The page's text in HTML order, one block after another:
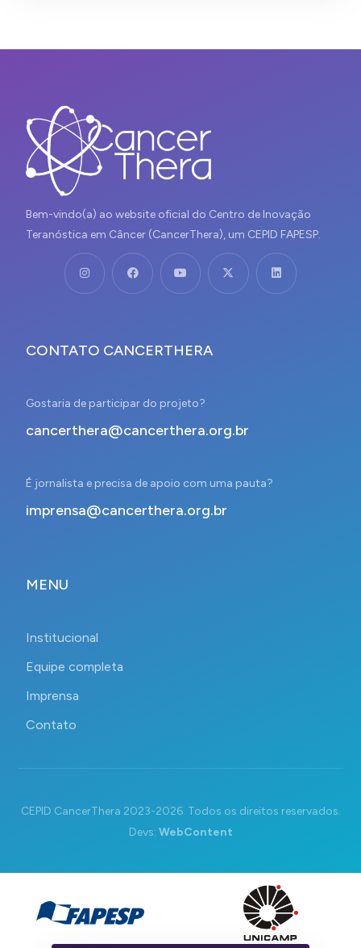
Bem-vindo(a) ao website oficial do Centro de Inovação
Teranóstica em Câncer (CancerThera), um CEPID FAPESP.
CONTATO CANCERTHERA
Gostaria de participar do projeto?
cancerthera@cancerthera.org.br
É jornalista e precisa de apoio com uma pauta?
imprensa@cancerthera.org.br
MENU
Institucional
Equipe completa
Imprensa
Contato
CEPID CancerThera 2023-2026. Todos os direitos reservados.
Devs: WebContent